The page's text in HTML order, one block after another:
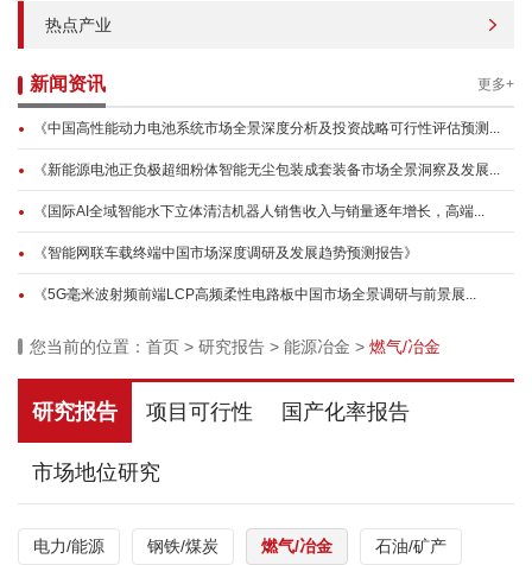
热点产业
新闻资讯 更多+
《中国高性能动力电池系统市场全景深度分析及投资战略可行性评估预测...
《新能源电池正负极超细粉体智能无尘包装成套装备市场全景洞察及发展...
《国际AI全域智能水下立体清洁机器人销售收入与销量逐年增长，高端...
《智能网联车载终端中国市场深度调研及发展趋势预测报告》
《5G毫米波射频前端LCP高频柔性电路板中国市场全景调研与前景展...
您当前的位置： 首页 > 研究报告 > 能源冶金 > 燃气/冶金
研究报告 项目可行性 国产化率报告
市场地位研究
电力/能源 钢铁/煤炭 燃气/冶金 石油/矿产